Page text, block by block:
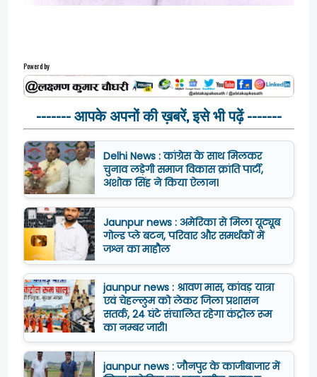
Powerd by
------- आपके अपनों की ख़बरें, इसे भी पढ़ें -------
Delhi News : कांग्रेस के साथ मिलकर
चुनाव लड़ेगी समाज विकास क्रांति पार्टी,
अशोक सिंह ने किया ऐलान।
Jaunpur news : अमेरिका से मिला यूट्यूब
गोल्ड प्ले बटन, परिवार और समर्थकों में
जश्न का माहौल
jaunpur news : श्रावण मास, कांवड़ यात्रा
एवं चेहल्लुम को लेकर जिला प्रशासन
सतर्क, 24 घंटे संचालित रहेगा कंट्रोल रूम
का नम्बर जारी।
jaunpur news : जौनपुर के काजीबाजार में